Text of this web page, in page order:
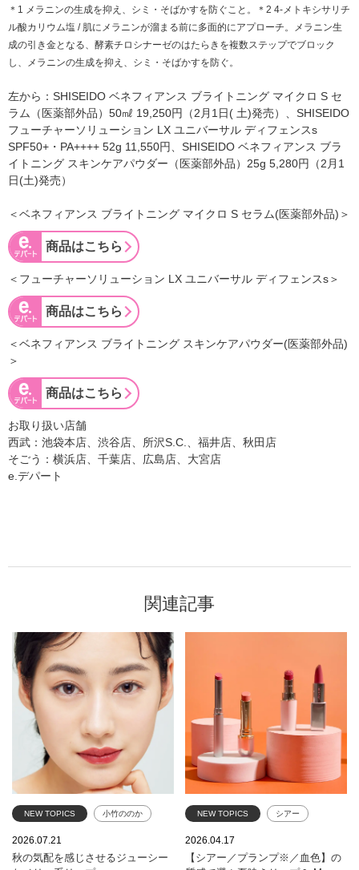
＊1 メラニンの生成を抑え、シミ・そばかすを防ぐこと。＊2 4-メトキシサリチ
ル酸カリウム塩 / 肌にメラニンが溜まる前に多面的にアプローチ。メラニン生
成の引き金となる、酵素チロシナーゼのはたらきを複数ステップでブロック
し、メラニンの生成を抑え、シミ・そばかすを防ぐ。
左から：SHISEIDO ベネフィアンス ブライトニング マイクロ S セ
ラム（医薬部外品）50㎖ 19,250円（2月1日( 土)発売）、SHISEIDO
フューチャーソリューション LX ユニバーサル ディフェンスs
SPF50+・PA++++ 52g 11,550円、SHISEIDO ベネフィアンス ブラ
イトニング スキンケアパウダー（医薬部外品）25g 5,280円（2月1
日(土)発売）
＜ベネフィアンス ブライトニング マイクロ S セラム(医薬部外品)＞
商品はこちら
＜フューチャーソリューション LX ユニバーサル ディフェンスs＞
商品はこちら
＜ベネフィアンス ブライトニング スキンケアパウダー(医薬部外品)
＞
商品はこちら
お取り扱い店舗
西武：池袋本店、渋谷店、所沢S.C.、福井店、秋田店
そごう：横浜店、千葉店、広島店、大宮店
e.デパート
関連記事
NEW TOPICS 小竹ののか
ポイントメイク
ランコム コスメデコルテ
2026.07.21
秋の気配を感じさせるジューシー
NEW TOPICS シアー
プランプ
夏 エレガンス クリニーク
2026.04.17
【シアー／プランプ※／血色】の